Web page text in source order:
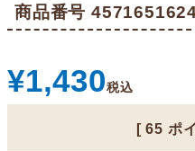
商品番号
¥1,430税込
[ 65 ポ